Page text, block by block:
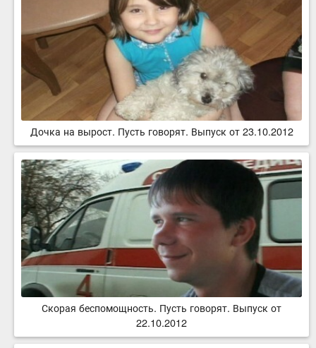
Дочка на вырост. Пусть говорят. Выпуск от 23.10.2012
Скорая беспомощность. Пусть говорят. Выпуск от
22.10.2012